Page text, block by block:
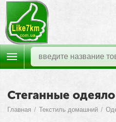
Стеганные одеяло
Главная / Текстиль домашний /